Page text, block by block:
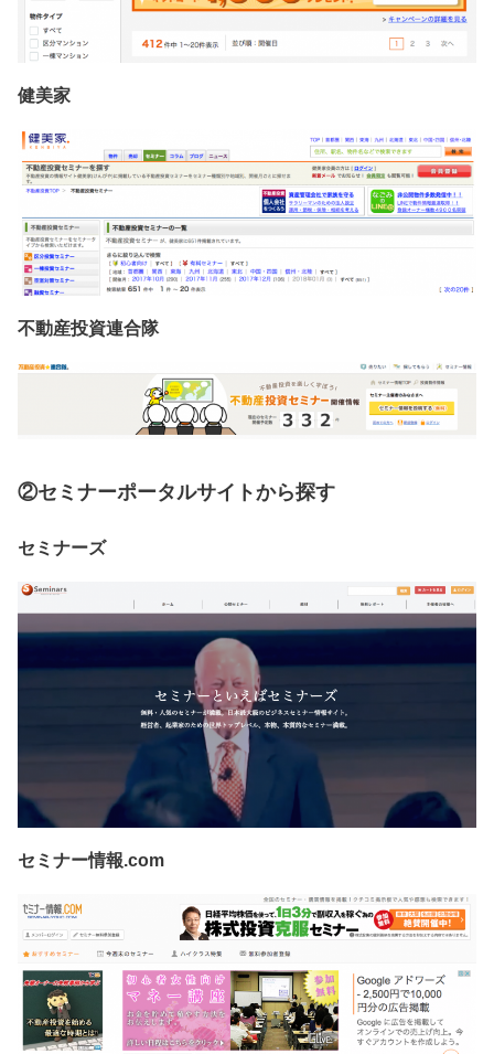
健美家
不動産投資連合隊
②セミナーポータルサイトから探す
セミナーズ
セミナー情報.com